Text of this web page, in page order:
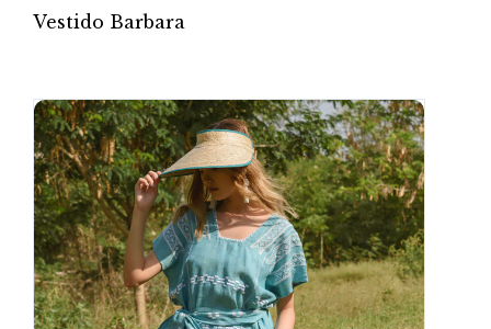
Vestido Barbara